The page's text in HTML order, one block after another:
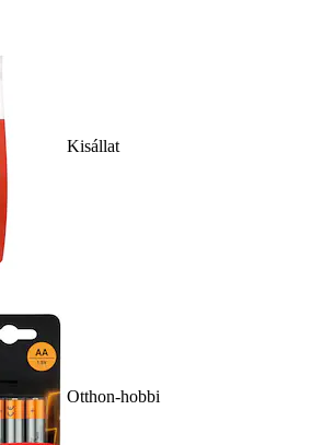
Kisállat
Otthon-hobbi